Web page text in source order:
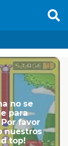
no se
para
favor
nuestros
top!